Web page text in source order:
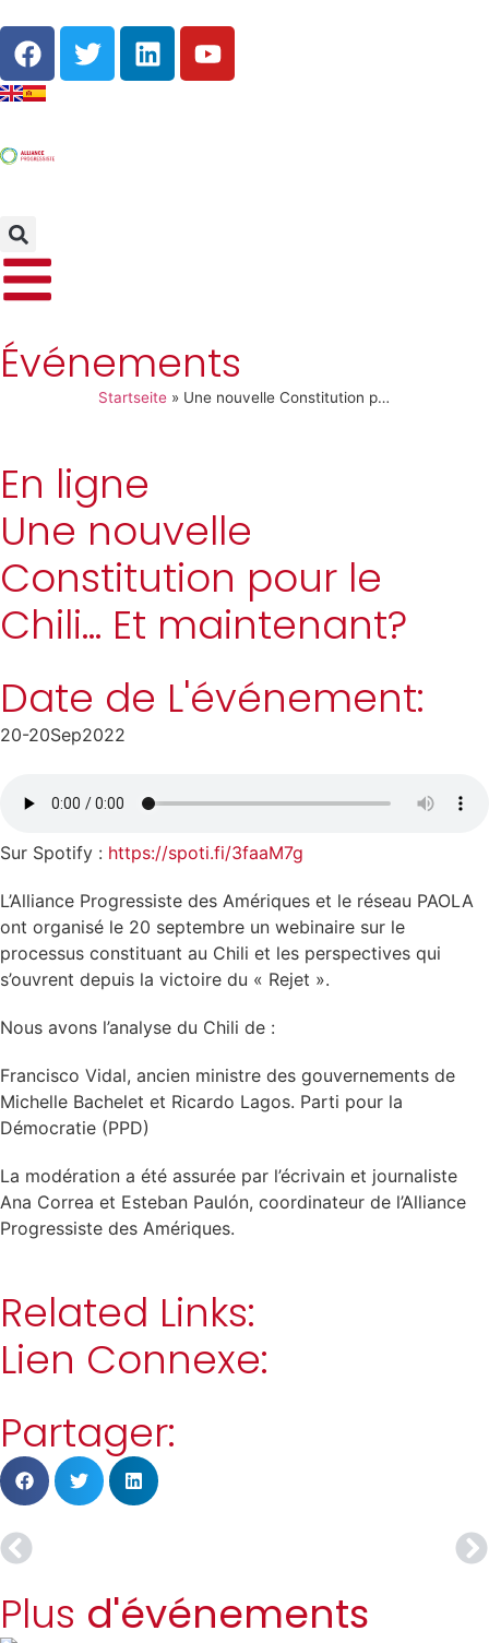
Événements
Startseite» Une nouvelle Constitution pour le Chili… Et maintenant?
En ligne
Une nouvelle
Constitution pour le
Chili… Et maintenant?
Date de L'événement:
20-20Sep2022
Sur Spotify : https://spoti.fi/3faaM7g
L’Alliance Progressiste des Amériques et le réseau PAOLA
ont organisé le 20 septembre un webinaire sur le
processus constituant au Chili et les perspectives qui
s’ouvrent depuis la victoire du « Rejet ».
Nous avons l’analyse du Chili de :
Francisco Vidal, ancien ministre des gouvernements de
Michelle Bachelet et Ricardo Lagos. Parti pour la
Démocratie (PPD)
La modération a été assurée par l’écrivain et journaliste
Ana Correa et Esteban Paulón, coordinateur de l’Alliance
Progressiste des Amériques.
Related Links:
Lien Connexe:
Partager:
Plus d'événements